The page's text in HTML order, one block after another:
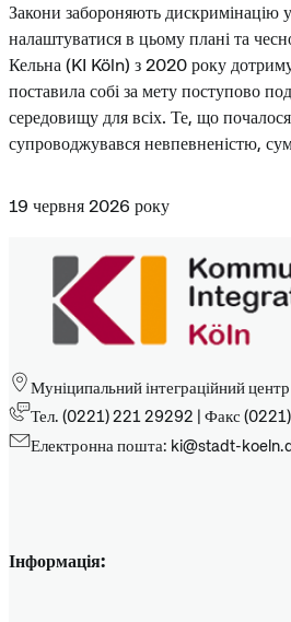
Закони забороняють дискримінацію
налаштуватися в цьому плані та
Кельна (KI Köln) з 2020 року
поставила собі за мету поступово
середовищу для всіх. Те, що
супроводжувався невпевненістю,
19 червня 2026 року
Муніципальний інтеграційний
Тел. (0221) 221 29292 | Факс
Електронна пошта: ki@stadt-
Інформація: